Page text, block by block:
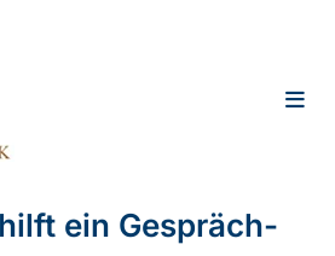
ein Gespräch-